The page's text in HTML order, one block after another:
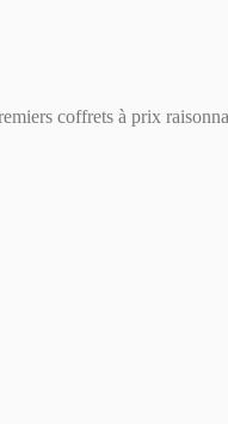
coffrets à prix